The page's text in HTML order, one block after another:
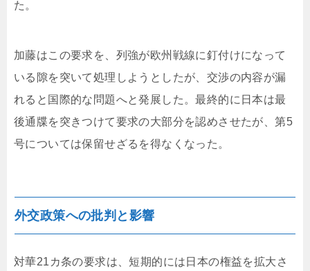
た。
加藤はこの要求を、列強が欧州戦線に釘付けになって
いる隙を突いて処理しようとしたが、交渉の内容が漏
れると国際的な問題へと発展した。最終的に日本は最
後通牒を突きつけて要求の大部分を認めさせたが、第5
号については保留せざるを得なくなった。
外交政策への批判と影響
対華21カ条の要求は、短期的には日本の権益を拡大さ